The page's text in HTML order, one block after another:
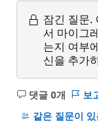
잠긴 질문.
서 마이그
는지 여부
신을 추가
댓글 0개
설
명
보
같은 질문이